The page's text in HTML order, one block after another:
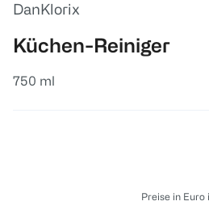
DanKlorix
Küchen-Reiniger
750 ml
Preise in Euro